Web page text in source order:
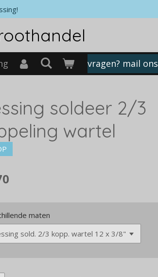
vragen? mail ons
soldeer 2/3
wartel
maten